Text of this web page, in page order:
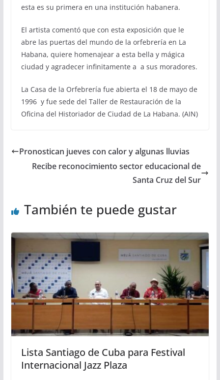
esta es su primera en una institución habanera.
El artista comentó que con esta exposición que le
abre las puertas del mundo de la orfebrería en La
Habana, quiere homenajear a esta bella y mágica
ciudad y agradecer infinitamente a a sus moradores.
La Casa de la Orfebrería fue abierta el 18 de mayo de
1996 y fue sede del Taller de Restauración de la
Oficina del Historiador de Ciudad de La Habana. (AIN)
Pronostican jueves con calor y algunas lluvias
Recibe reconocimiento sector educacional de
Santa Cruz del Sur
También te puede gustar
Lista Santiago de Cuba para Festival
Internacional Jazz Plaza